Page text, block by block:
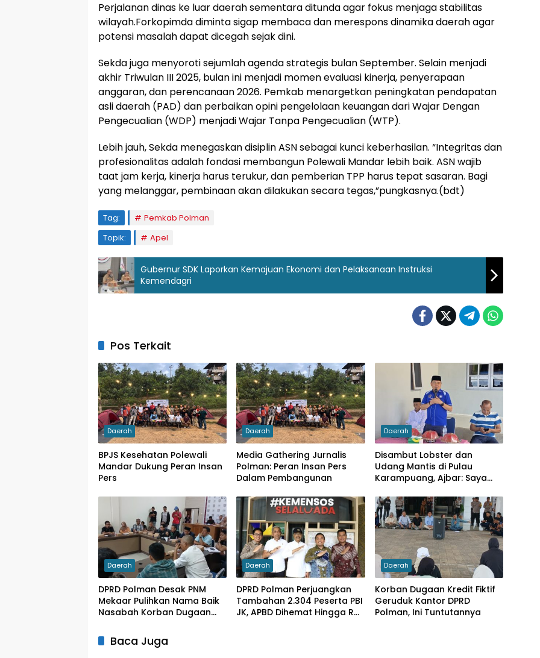
Perjalanan dinas ke luar daerah sementara ditunda agar fokus menjaga stabilitas
wilayah.Forkopimda diminta sigap membaca dan merespons dinamika daerah agar
potensi masalah dapat dicegah sejak dini.
Sekda juga menyoroti sejumlah agenda strategis bulan September. Selain menjadi
akhir Triwulan III 2025, bulan ini menjadi momen evaluasi kinerja, penyerapaan
anggaran, dan perencanaan 2026. Pemkab menargetkan peningkatan pendapatan
asli daerah (PAD) dan perbaikan opini pengelolaan keuangan dari Wajar Dengan
Pengecualian (WDP) menjadi Wajar Tanpa Pengecualian (WTP).
Lebih jauh, Sekda menegaskan disiplin ASN sebagai kunci keberhasilan. “Integritas dan
profesionalitas adalah fondasi membangun Polewali Mandar lebih baik. ASN wajib
taat jam kerja, kinerja harus terukur, dan pemberian TPP harus tepat sasaran. Bagi
yang melanggar, pembinaan akan dilakukan secara tegas,”pungkasnya.(bdt)
Tag:
Pemkab Polman
Topik:
Apel
Gubernur SDK Laporkan Kemajuan Ekonomi dan Pelaksanaan Instruksi
Kemendagri
Pos Terkait
Daerah
BPJS Kesehatan Polewali
Mandar Dukung Peran Insan
Pers
Daerah
Media Gathering Jurnalis
Polman: Peran Insan Pers
Dalam Pembangunan
Daerah
Disambut Lobster dan
Udang Mantis di Pulau
Karampuang, Ajbar: Saya
Pemilu, tapi Menunaikan
Tanggung Jawab Moral
Daerah
DPRD Polman Desak PNM
Mekaar Pulihkan Nama Baik
Nasabah Korban Dugaan
Daerah
DPRD Polman Perjuangkan
Tambahan 2.304 Peserta PBI
JK, APBD Dihemat Hingga Rp.
Daerah
Korban Dugaan Kredit Fiktif
Geruduk Kantor DPRD
Polman, Ini Tuntutannya
Baca Juga